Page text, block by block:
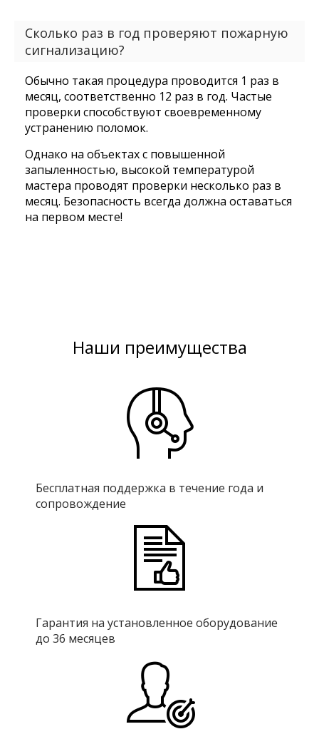
Сколько раз в год проверяют пожарную
сигнализацию?
Обычно такая процедура проводится 1 раз в
месяц, соответственно 12 раз в год. Частые
проверки способствуют своевременному
устранению поломок.
Однако на объектах с повышенной
запыленностью, высокой температурой
мастера проводят проверки несколько раз в
месяц. Безопасность всегда должна оставаться
на первом месте!
Наши преимущества
Бесплатная поддержка в течение года и
сопровождение
Гарантия на установленное оборудование
до 36 месяцев